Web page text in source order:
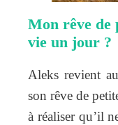
Mon rêve
vie un jour ?
Aleks revient
son rêve de
à réaliser qu’il